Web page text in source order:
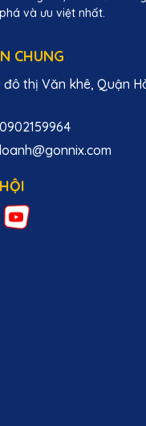
và ưu việt nhất.
CHUNG
đô thị Văn khê, Quận
0902159964